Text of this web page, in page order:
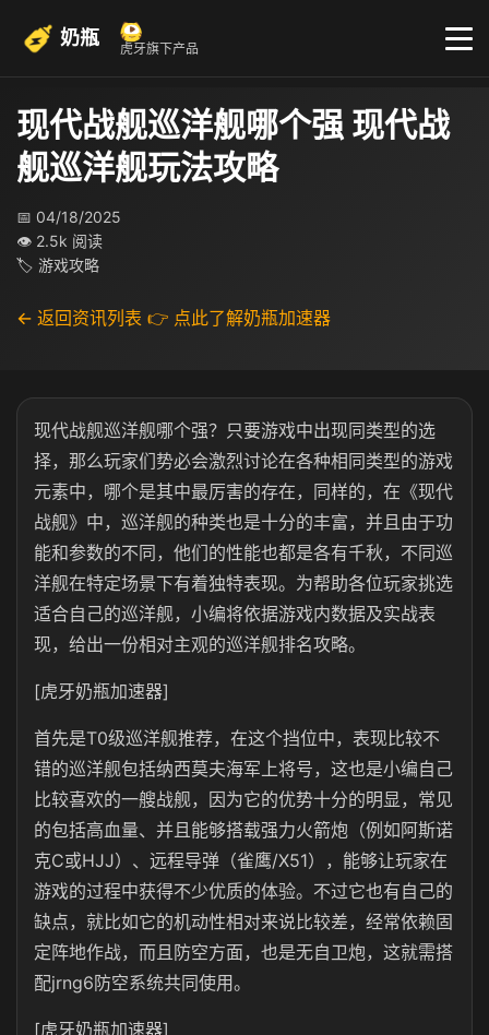
奶瓶 虎牙旗下产品
现代战舰巡洋舰哪个强 现代战
舰巡洋舰玩法攻略
📅 04/18/2025
👁 2.5k 阅读
🏷 游戏攻略
← 返回资讯列表 👉 点此了解奶瓶加速器
现代战舰巡洋舰哪个强？只要游戏中出现同类型的选
择，那么玩家们势必会激烈讨论在各种相同类型的游戏
元素中，哪个是其中最厉害的存在，同样的， 在《现代
战舰》中，巡洋舰的种类也是十分的丰富，并且由于功
能和参数的不同，他们的性能也都是各有千秋，不同巡
洋舰在特定场景下有着独特表现。为帮助各位玩家挑选
适合自己的巡洋舰，小编将依据游戏内数据及实战表
现，给出一份相对主观的巡洋舰排名攻略。
[虎牙奶瓶加速器]
首先是T0级巡洋舰推荐，在这个挡位中，表现比较不
错的巡洋舰包括纳西莫夫海军上将号，这也是小编自己
比较喜欢的一艘战舰，因为它的优势十分的明显，常见
的包括高血量、并且能够搭载强力火箭炮（例如阿斯诺
克C或HJJ）、远程导弹（雀鹰/X51），能够让玩家在
游戏的过程中获得不少优质的体验。不过它也有自己的
缺点，就比如它的机动性相对来说比较差，经常依赖固
定阵地作战，而且防空方面，也是无自卫炮，这就需搭
配jrng6防空系统共同使用。
[虎牙奶瓶加速器]